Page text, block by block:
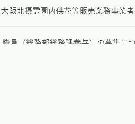
大阪北摂霊園内供花等販売業務事業
職員（総務部総務課参与）の募集に